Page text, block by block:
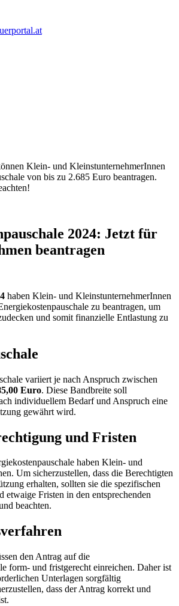
2024: Jetzt für
beantragen
haben Klein- und KleinstunternehmerInnen
zu beantragen, um
und somit finanzielle Entlastung zu
variiert je nach Anspruch zwischen
Euro. Diese Bandbreite soll
individuellem Bedarf und Anspruch eine
gewährt wird.
und Fristen
haben Klein- und
Um sicherzustellen, dass die Berechtigten
erhalten, sollten sie die spezifischen
etwaige Fristen in den entsprechenden
beachten.
den Antrag auf die
form- und fristgerecht einreichen. Daher ist
Unterlagen sorgfältig
dass der Antrag korrekt und